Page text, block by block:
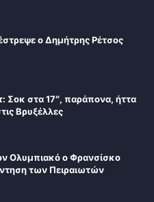
ο Δημήτρης Ρέτσος
Σοκ στα 17″, παράπονα, ήττα
Βρυξέλλες
Ολυμπιακό ο Φρανσίσκο
των Πειραιωτών